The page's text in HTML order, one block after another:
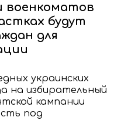
военкоматов
будут
для
украинских
на избирательный
кампании
под